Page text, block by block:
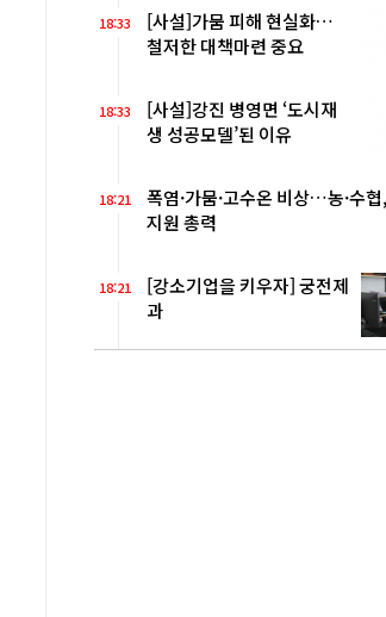
18:33
[사설]가뭄 피해 현실화…
철저한 대책마련 중요
18:33
[사설]강진 병영면 ‘도시재
생 성공모델’된 이유
18:21
폭염·가뭄·고수온 비상…농·수
지원 총력
18:21
[강소기업을 키우자] 궁전제
과